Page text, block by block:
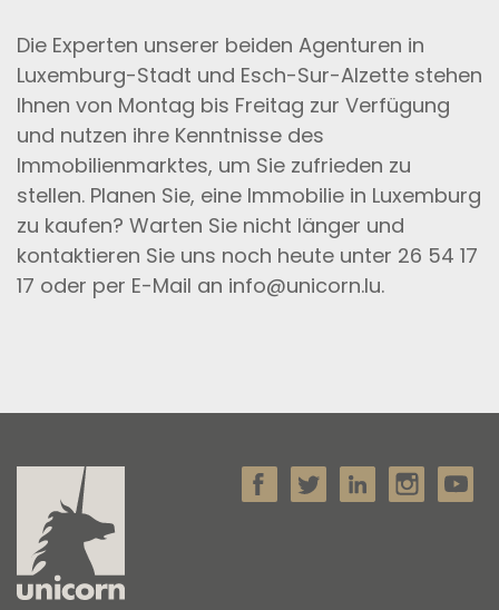
Die Experten unserer beiden Agenturen in
Luxemburg-Stadt und Esch-Sur-Alzette stehen
Ihnen von Montag bis Freitag zur Verfügung
und nutzen ihre Kenntnisse des
Immobilienmarktes, um Sie zufrieden zu
stellen. Planen Sie, eine Immobilie in Luxemburg
zu kaufen? Warten Sie nicht länger und
kontaktieren Sie uns noch heute unter 26 54 17
17 oder per E-Mail an info@unicorn.lu.